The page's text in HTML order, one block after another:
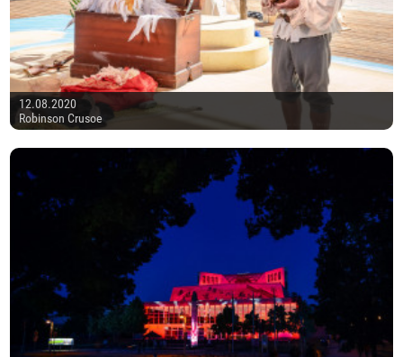
12.08.2020
Robinson Crusoe